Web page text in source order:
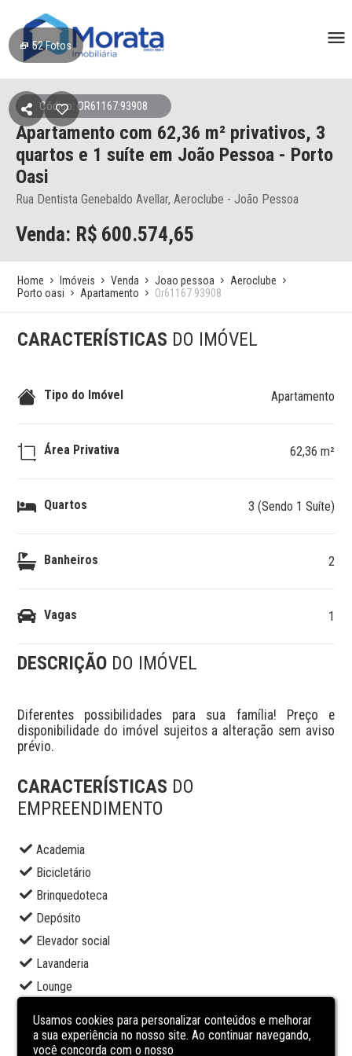
52Fotos
Código: OR61167:93908
Apartamento com 62,36 m² privativos, 3
quartos e 1 suíte em João Pessoa - Porto
Oasi
Rua Dentista Genebaldo Avellar, Aeroclube - João Pessoa
Venda: R$ 600.574,65
Home Imóveis Venda Joao pessoa
Aeroclube
Porto oasi
Apartamento Or61167 93908
CARACTERÍSTICAS DO IMÓVEL
Tipo do Imóvel Apartamento
Área Privativa 62,36 m²
Quartos 3 (Sendo 1 Suíte)
Banheiros 2
Vagas 1
DESCRIÇÃO DO IMÓVEL
Diferentes possibilidades para sua família! Preço e
disponibilidade do imóvel sujeitos a alteração sem aviso
prévio.
CARACTERÍSTICAS DO
EMPREENDIMENTO
Academia
Bicicletário
Brinquedoteca
Depósito
Elevador social
Lavanderia
Lounge
Piscina infantil
Usamos cookies para personalizar conteúdos e melhorar
a sua experiência no nosso site. Ao continuar navegando,
você concorda com o nosso